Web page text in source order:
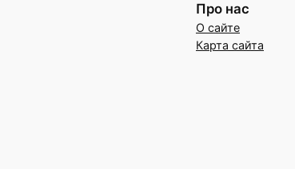
Про нас
О сайте
Карта сайта